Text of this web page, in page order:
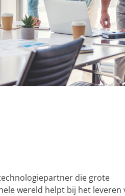
uw
verbeteren
inzichten
die grote
wereld helpt bij het leveren